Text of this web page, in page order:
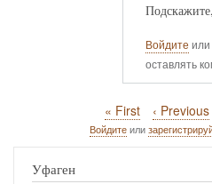
Войдите или
оставлять
страниц
Первая
страница
« First
страница
‹ Previous
Войдитеили
Уфаген